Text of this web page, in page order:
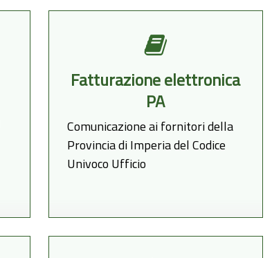
Fatturazione elettronica
PA
Comunicazione ai fornitori della
Provincia di Imperia del Codice
Univoco Ufficio